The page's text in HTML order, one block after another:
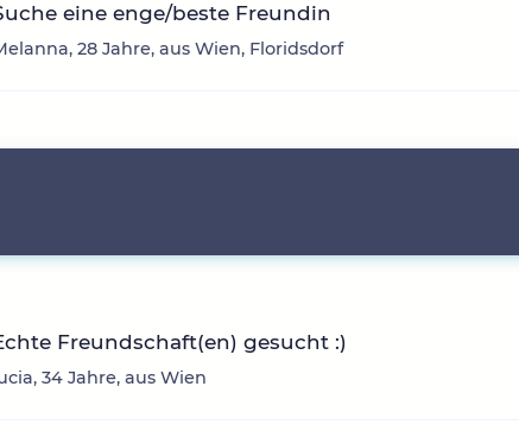
eine enge/beste Freundin
28 Jahre, aus Wien, Floridsdorf
Freundschaft(en) gesucht :)
34 Jahre, aus Wien